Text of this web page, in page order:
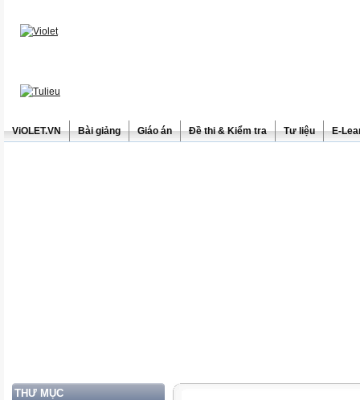
ViOLET.VN Bài giảng Giáo án Đề thi & Kiểm tra Tư liệu E-
THƯ MỤC